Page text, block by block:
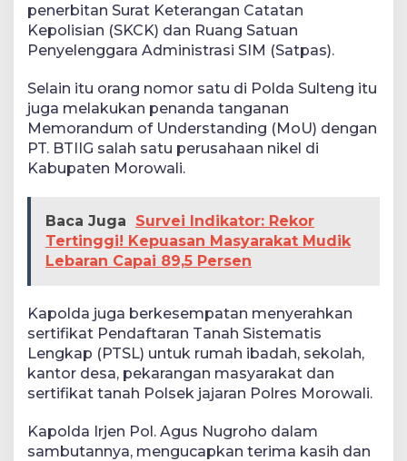
penerbitan Surat Keterangan Catatan
Kepolisian (SKCK) dan Ruang Satuan
Penyelenggara Administrasi SIM (Satpas).
Selain itu orang nomor satu di Polda Sulteng itu
juga melakukan penanda tanganan
Memorandum of Understanding (MoU) dengan
PT. BTIIG salah satu perusahaan nikel di
Kabupaten Morowali.
Baca Juga
Survei Indikator: Rekor
Tertinggi! Kepuasan Masyarakat Mudik
Lebaran Capai 89,5 Persen
Kapolda juga berkesempatan menyerahkan
sertifikat Pendaftaran Tanah Sistematis
Lengkap (PTSL) untuk rumah ibadah, sekolah,
kantor desa, pekarangan masyarakat dan
sertifikat tanah Polsek jajaran Polres Morowali.
Kapolda Irjen Pol. Agus Nugroho dalam
sambutannya, mengucapkan terima kasih dan